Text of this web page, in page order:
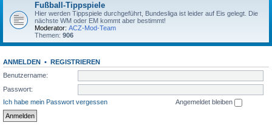
Fußball-Tippspiele
Hier werden Tippspiele durchgeführt, Bundesliga ist leider auf Eis gelegt. Die
nächste WM oder EM kommt aber bestimmt!
Moderator: ACZ-Mod-Team
Themen: 906
ANMELDEN • REGISTRIEREN
Benutzername:
Passwort:
Ich habe mein Passwort vergessen
Angemeldet bleiben